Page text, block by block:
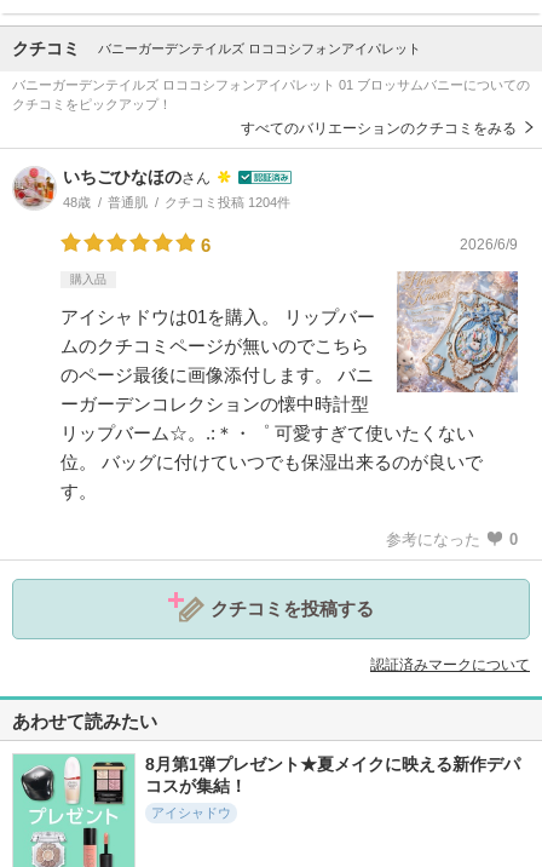
クチコミ バニーガーデンテイルズ ロココシフォンアイパレット
バニーガーデンテイルズ ロココシフォンアイパレット 01 ブロッサムバニーについての
クチコミをピックアップ！
すべてのバリエーションのクチコミをみる
いちごひなほのさん
48歳 普通肌 クチコミ投稿 1204件
6 2026/6/9
購入品
アイシャドウは01を購入。 リップバー
ムのクチコミページが無いのでこちら
のページ最後に画像添付します。 バニ
ーガーデンコレクションの懐中時計型
リップバーム☆。.:＊・゜ 可愛すぎて使いたくない
位。 バッグに付けていつでも保湿出来るのが良いで
す。
参考になった 0
クチコミを投稿する
認証済みマークについて
あわせて読みたい
8月第1弾プレゼント★夏メイクに映える新作デパ
コスが集結！
アイシャドウ